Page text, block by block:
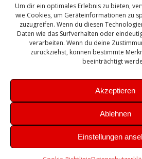
Um dir ein optimales Erlebnis zu bieten,
wie Cookies, um Geräteinformationen zu
zuzugreifen. Wenn du diesen
Daten wie das Surfverhalten oder
verarbeiten. Wenn du deine
zurückziehst, können bestimmte
beeinträchtigt
Akzeptieren
Ablehnen
Einstellungen
Sanierung SBS Security
Sicherung SIEM Sophos
Update Upgrade UTM
VMWare VPN WAZUH
Zertifikat
Theme